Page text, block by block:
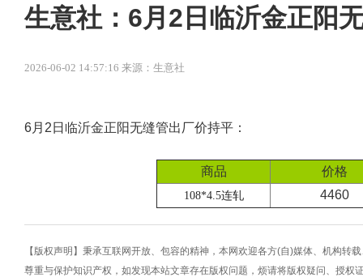
生意社：6月2日临沂金正阳
2026-06-02 14:57:16 来源：生意社
6月2日临沂金正阳无缝管出厂价持平：
商品 价格
108*4.5连轧 4460
【版权声明】秉承互联网开放、包容的精神，本网欢迎各方(自)媒体、机构转
尊重与保护知识产权，如发现本站文章存在版权问题，烦请将版权疑问、授权